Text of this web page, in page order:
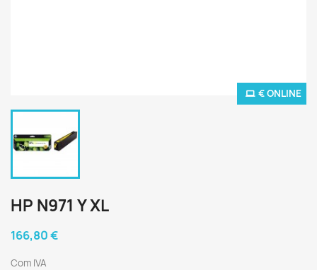
€ ONLINE
HP N971 Y XL
166,80 €
Com IVA